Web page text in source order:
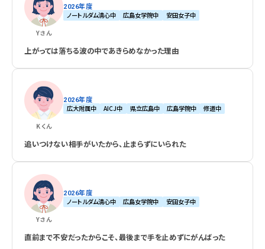
Yさん
2026年度
ノートルダム清心中 広島女学院中 安田女子中
上がっては落ちる波の中であきらめなかった理由
K くん
2026年度
広大附属中 AICJ中 県立広島中 広島学院中 修道中
追いつけない相手がいたから、止まらずにいられた
Yさん
2026年度
ノートルダム清心中 広島女学院中 安田女子中
直前まで不安だったからこそ、最後まで手を止めずにがんばった